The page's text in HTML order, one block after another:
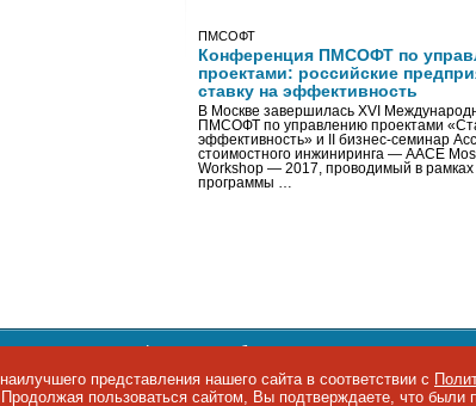
ПМСОФТ
Конференция ПМСОФТ по
проектами: российские
ставку на эффективность
В Москве завершилась XVI
ПМСОФТ по управлению проектами
эффективность» и II бизнес-семинар
стоимостного инжиниринга — AACE
Workshop — 2017, проводимый в рамках
программы …
данных,информация об авторских правах и
22-60. Факс: +7 495 974-22-63. E-mail:
siteeditor@iemag.ru
представления нашего сайта в соответствии с
пользоваться сайтом, Вы подтверждаете, что были